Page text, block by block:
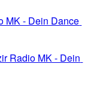
MK - Dein Dance
Radio MK - Dein